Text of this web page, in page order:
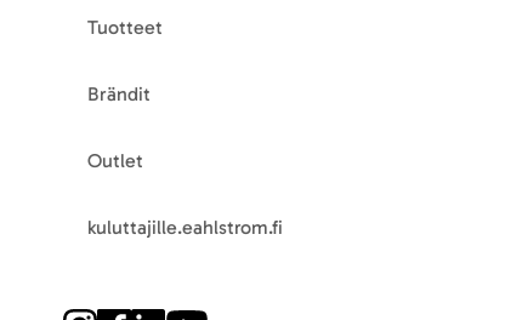
Tuotteet
Brändit
Outlet
kuluttajille.eahlstrom.fi